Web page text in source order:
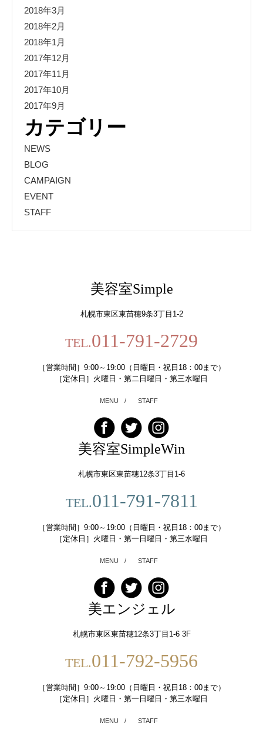
2018年3月
2018年2月
2018年1月
2017年12月
2017年11月
2017年10月
2017年9月
カテゴリー
NEWS
BLOG
CAMPAIGN
EVENT
STAFF
美容室Simple
札幌市東区東苗穂9条3丁目1-2
TEL.011-791-2729
［営業時間］9:00～19:00（日曜日・祝日18：00まで）
［定休日］火曜日・第二日曜日・第三水曜日
MENU / STAFF
美容室SimpleWin
札幌市東区東苗穂12条3丁目1-6
TEL.011-791-7811
［営業時間］9:00～19:00（日曜日・祝日18：00まで）
［定休日］火曜日・第一日曜日・第三水曜日
MENU / STAFF
美エンジェル
札幌市東区東苗穂12条3丁目1-6 3F
TEL.011-792-5956
［営業時間］9:00～19:00（日曜日・祝日18：00まで）
［定休日］火曜日・第一日曜日・第三水曜日
MENU / STAFF